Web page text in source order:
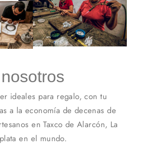
ideales para regalo, con tu
a la economía de decenas de
en Taxco de Alarcón, La
en el mundo.